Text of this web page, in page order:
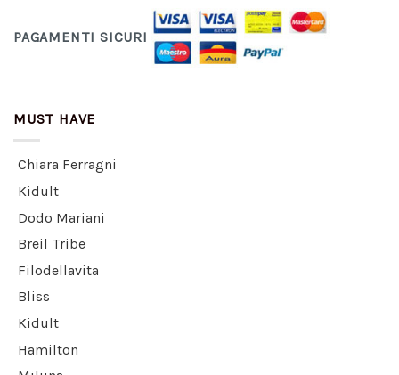
PAGAMENTI SICURI
MUST HAVE
Chiara Ferragni
Kidult
Dodo Mariani
Breil Tribe
Filodellavita
Bliss
Kidult
Hamilton